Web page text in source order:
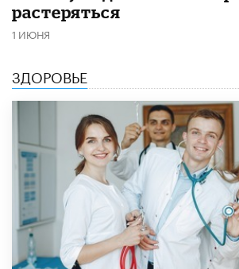
растеряться
1 ИЮНЯ
ЗДОРОВЬЕ